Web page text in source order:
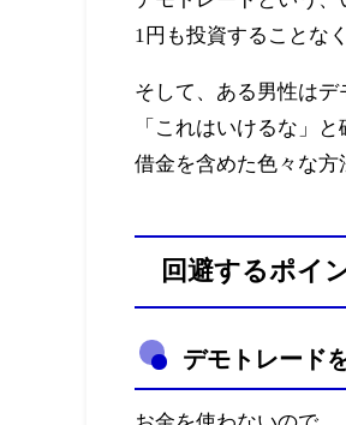
1円も投資することな
そして、ある男性はデ
「これはいけるな」
借金を含めた色々な方
回避するポイ
デモトレード